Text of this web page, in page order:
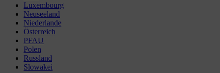
Luxembourg
Neuseeland
Niederlande
Österreich
PFAU
Polen
Russland
Slowakei